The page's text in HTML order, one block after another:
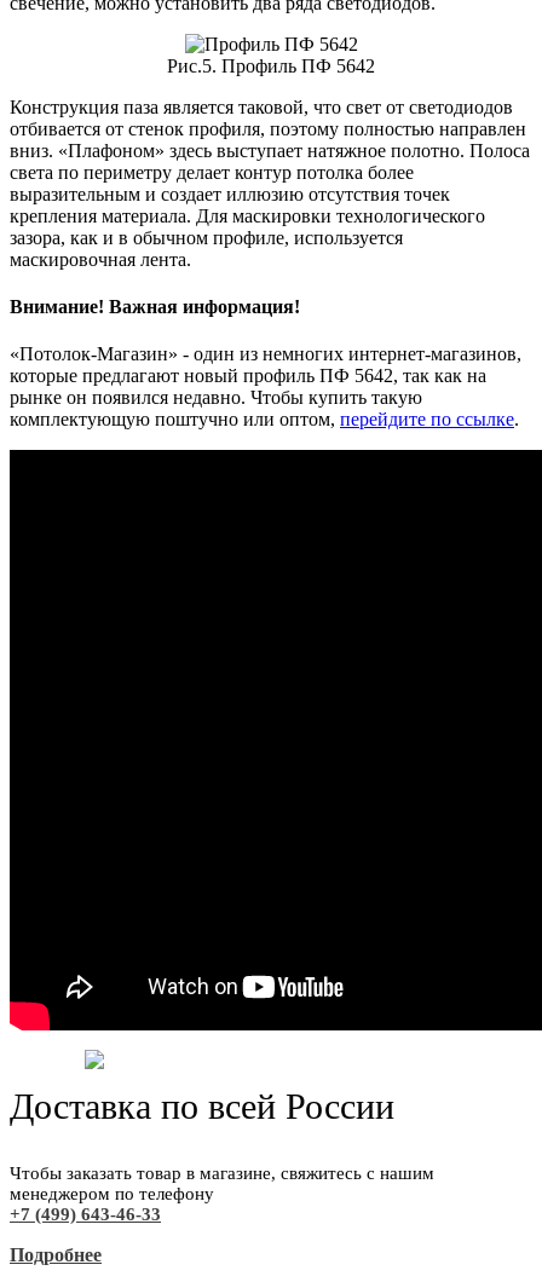
Рис.5. Профиль ПФ 5642
Конструкция паза является таковой, что свет от светодиодов
отбивается от стенок профиля, поэтому полностью направлен
вниз. «Плафоном» здесь выступает натяжное полотно. Полоса
света по периметру делает контур потолка более
выразительным и создает иллюзию отсутствия точек
крепления материала. Для маскировки технологического
зазора, как и в обычном профиле, используется
маскировочная лента.
Внимание! Важная информация!
«Потолок-Магазин» - один из немногих интернет-магазинов,
которые предлагают новый профиль ПФ 5642, так как на
рынке он появился недавно. Чтобы купить такую
комплектующую поштучно или оптом, перейдите по ссылке.
Доставка по всей России
Чтобы заказать товар в магазине, свяжитесь с нашим
менеджером по телефону
+7 (499) 643-46-33
Подробнее